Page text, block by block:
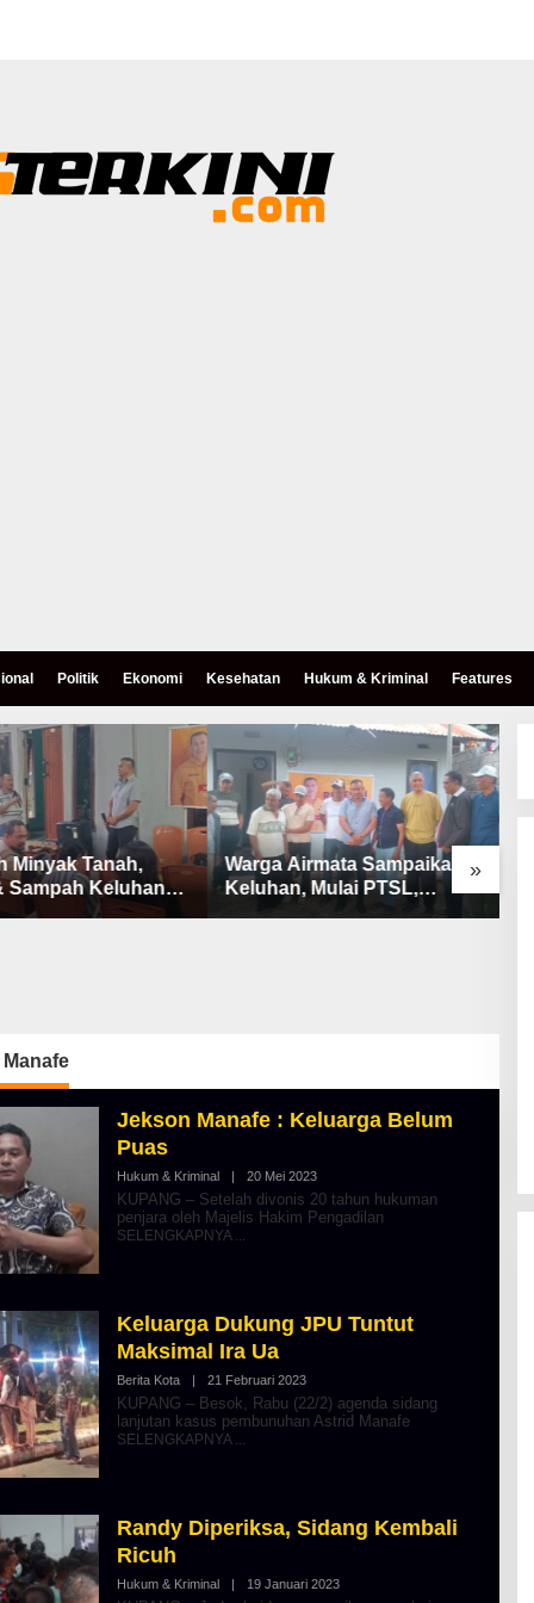
Politik Ekonomi Kesehatan Hukum & Kriminal Features
»
Minyak Tanah,
Sampah Keluhan
Airnona
Warga Airmata Sampaikan
Keluhan, Mulai PTSL,
Ketersediaan Minyak Tanah
Jekson Manafe : Keluarga Belum
Puas
Hukum & Kriminal | 20 Mei 2023O
L
E
H
T
S
E
KUPANG – Setelah divonis 20 tahun hukuman
penjara oleh Majelis Hakim Pengadilan
SELENGKAPNYA
Keluarga Dukung JPU Tuntut
Maksimal Ira Ua
Berita Kota | 21 Februari 2023O
L
E
H
T
N
KUPANG – Besok, Rabu (22/2) agenda sidang
lanjutan kasus pembunuhan Astrid Manafe
SELENGKAPNYA
Randy Diperiksa, Sidang Kembali
Ricuh
Hukum & Kriminal | 19 Januari 2023O